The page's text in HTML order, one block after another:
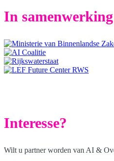
In
Interesse?
Wilt u partner worden van AI &